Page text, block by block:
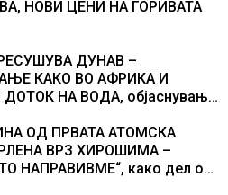
НОВИ ЦЕНИ НА ГОРИВАТА
ДУНАВ –
КАКО ВО АФРИКА И
НА ВОДА, објаснување
ОД ПРВАТА АТОМСКА
ВРЗ ХИРОШИМА –
НАПРАВИВМЕ“, како дел од